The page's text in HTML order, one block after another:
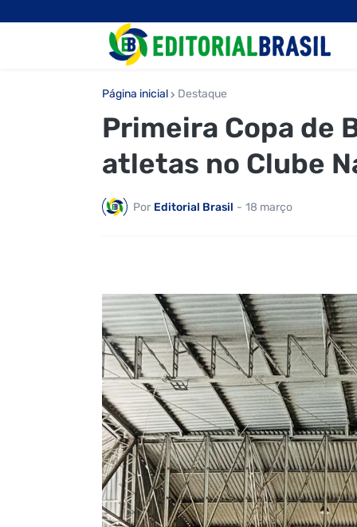
Página inicial Destaque
Primeira Copa de
atletas no Clube
Por Editorial Brasil - 18 março